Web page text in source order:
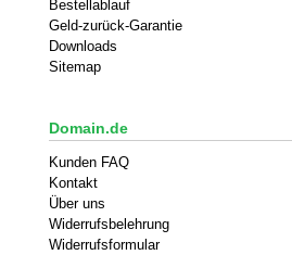
Bestellablauf
Geld-zurück-Garantie
Downloads
Sitemap
Domain.de
Kunden FAQ
Kontakt
Über uns
Widerrufsbelehrung
Widerrufsformular